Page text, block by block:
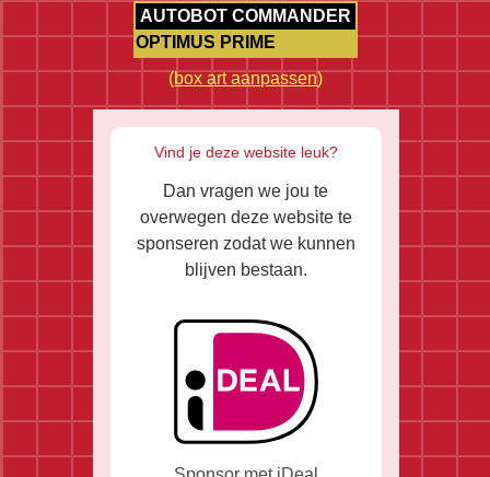
AUTOBOT COMMANDER
OPTIMUS PRIME
(box art aanpassen)
Vind je deze website leuk?
Dan vragen we jou te
overwegen deze website te
sponseren zodat we kunnen
blijven bestaan.